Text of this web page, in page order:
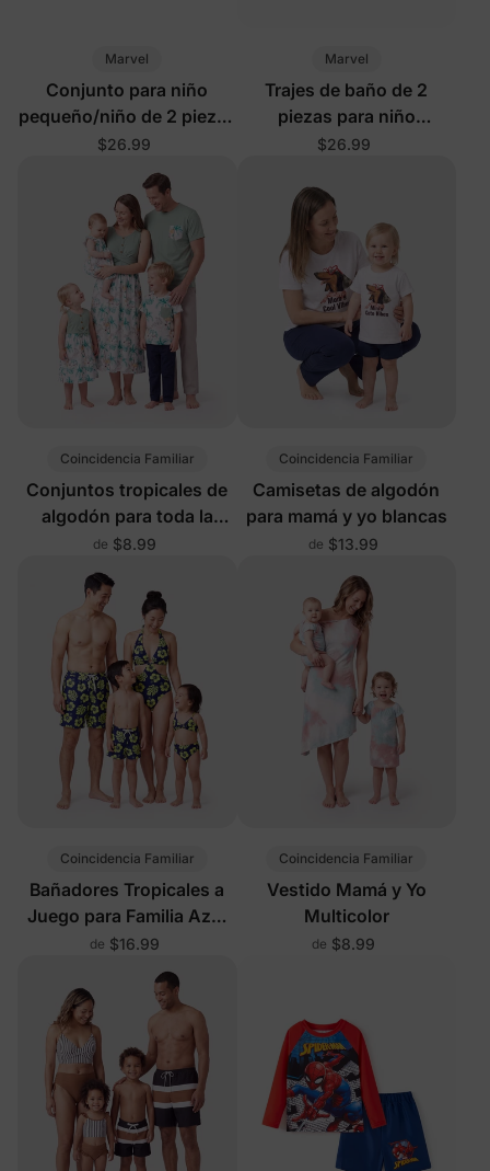
Marvel
Conjunto para niño
pequeño/niño de 2 piezas
con camisetas y
pantalones cortos
estampados con
protección UPF50+
$26.99
Marvel
Trajes de baño de 2
piezas para niño
pequeño/niño en rojo
$26.99
Coincidencia Familiar
Conjuntos tropicales de
algodón para toda la
familia
de $8.99
Coincidencia Familiar
Camisetas de algodón
para mamá y yo blancas
de $13.99
Coincidencia Familiar
Bañadores Tropicales a
Juego para Familia Azul
Profundo
de $16.99
Coincidencia Familiar
Vestido Mamá y Yo
Multicolor
de $8.99